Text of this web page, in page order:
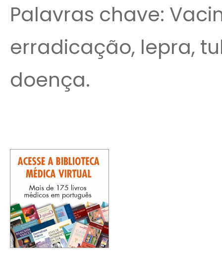
Palavras chave:
erradicação, lepra,
doença.